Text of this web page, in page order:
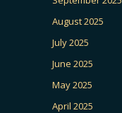
August 2025
July 2025
June 2025
May 2025
April 2025